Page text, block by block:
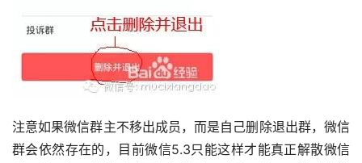
注意如果微信群主不移出成员，而是自己删除退出群，微信
群会依然存在的，目前微信5.3只能这样才能真正解散微信